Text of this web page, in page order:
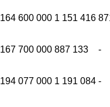
164 600 000 1 151 416
167 700 000 887 133 -
194 077 000 1 191 084 -